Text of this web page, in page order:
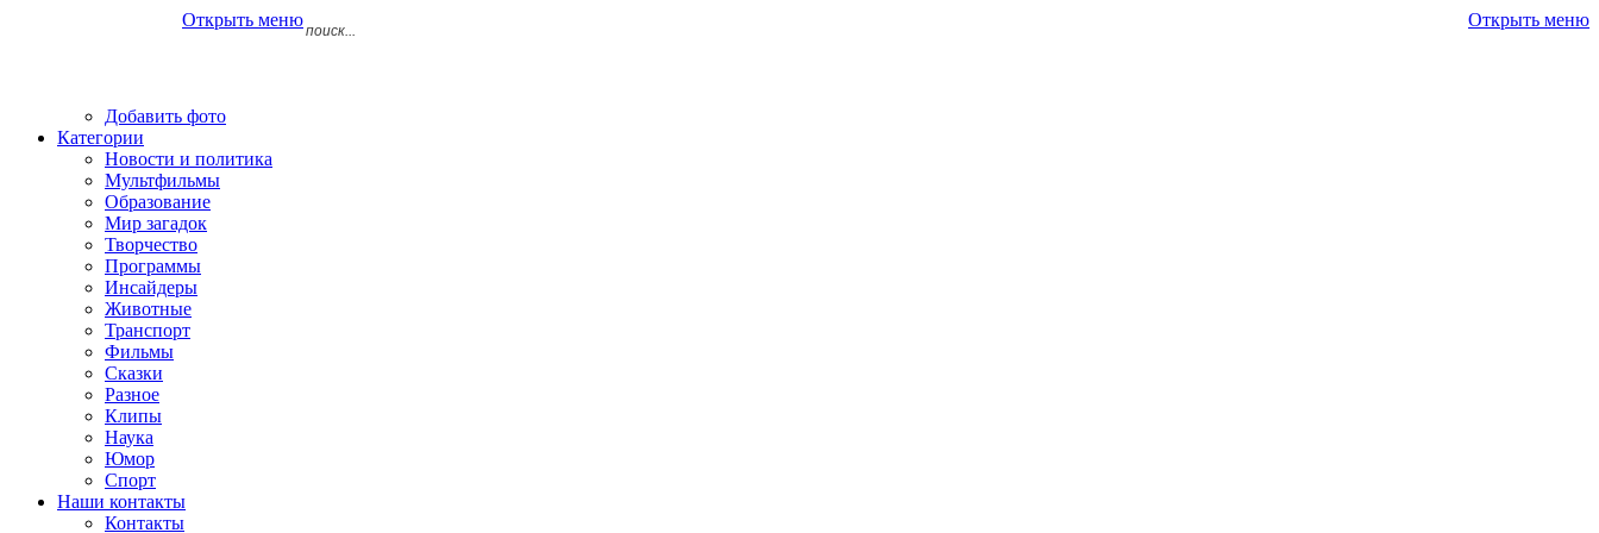
Открыть меню Открыть меню
Добавить фото
Категории
Новости и политика
Мультфильмы
Образование
Мир загадок
Творчество
Программы
Инсайдеры
Животные
Транспорт
Фильмы
Сказки
Разное
Клипы
Наука
Юмор
Спорт
Наши контакты
Контакты